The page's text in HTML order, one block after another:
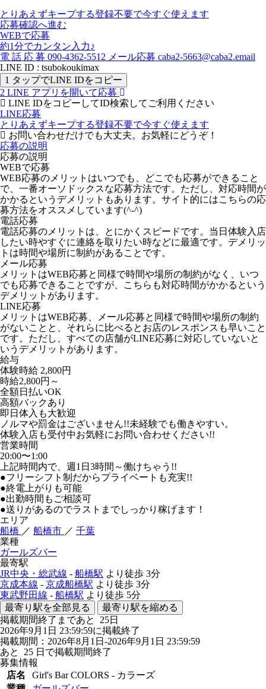
とりあえずキープする登録不要で今すぐ使えます
応募確認へ進む
WEBで応募
約1分でカンタン入力♪
電 話 応 募 090-4362-5512 メール応募 caba2-5663@caba2.email
LINE ID : tsubokoukimax
1 タップでLINE IDをコピー
2 LINE アプリを開いて応募
LINE IDをコピーしてID検索してご利用ください
LINE応募
とりあえずキープする登録不要で今すぐ使えます
お問い合わせだけでも大丈夫。お気軽にどうぞ！
応募の説明
応募の説明
WEBで応募
WEB応募のメリットはいつでも、どこでも応募ができること
で、一番オーソドックスな応募方法です。ただし、対応時間が
かかるというデメリットもあります。サイト的にはこちらの応
募方法をオススメしています(^-^)
電話応募
電話応募のメリットは、とにかくスピードです。当日体験入店
したい時やすぐに連絡を取りたい時などに最適です。デメリッ
トは時間や場所に制約があることです。
メール応募
メリットはWEB応募と同様で時間や場所の制約がなく、いつ
でも応募できることですが、こちらも対応時間がかかるという
デメリットがあります。
LINE応募
メリットはWEB応募、メール応募と同様で時間や場所の制約
がないことと、それらに比べるとお店のレスポンスも早いこと
です。ただし、すべての店舗がLINE応募に対応していないと
いうデメリットがあります。
給与
体験時給 2,800円
時給2,800円～
全額日払いOK
高額バックあり
即日体入も大歓迎
ノルマや罰金はございません!!未経験でも働きやすい。
体験入店も受付中お気軽にお問い合わせください!!
営業時間
20:00〜1:00
上記時間内で、週1日3時間～働けちゃう!!
●フリーシフト制だからプライベートも充実!!
●終電上がりも可能
●出勤時間もご相談可
●送りがあるのでラストまでしっかり稼げます！
エリア
船橋 ／ 船橋市 ／ 千葉
業種
ガールズバー
最寄駅
JR中央・総武線 - 船橋駅 より徒歩 3分
京成本線 - 京成船橋駅 より徒歩 3分
東武野田線 - 船橋駅 より徒歩 5分
最寄り駅を全部見る
最寄り駅を縮める
掲載期間終了まであと 25日
2026年9月1日 23:59:59に掲載終了
掲載期間：2026年8月1日-2026年9月1日 23:59:59
あと 25 日で掲載期間終了
募集情報
店名
Girl's Bar COLORS - カラーズ